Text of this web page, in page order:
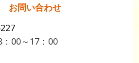
お問い合わせ
00～17：00